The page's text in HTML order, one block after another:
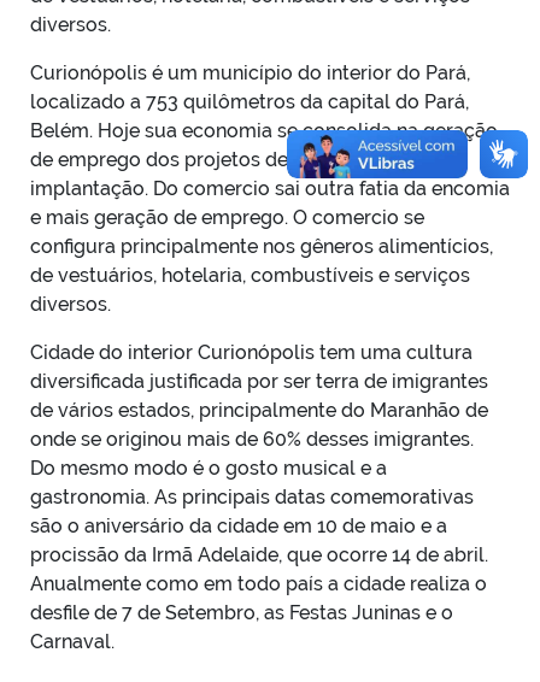
diversos.
Curionópolis é um município do interior do Pará,
localizado a 753 quilômetros da capital do Pará,
Belém. Hoje sua economia se consolida na geração
de emprego dos projetos de mineração em
implantação. Do comercio sai outra fatia da encomia
e mais geração de emprego. O comercio se
configura principalmente nos gêneros alimentícios,
de vestuários, hotelaria, combustíveis e serviços
diversos.
Cidade do interior Curionópolis tem uma cultura
diversificada justificada por ser terra de imigrantes
de vários estados, principalmente do Maranhão de
onde se originou mais de 60% desses imigrantes.
Do mesmo modo é o gosto musical e a
gastronomia. As principais datas comemorativas
são o aniversário da cidade em 10 de maio e a
procissão da Irmã Adelaide, que ocorre 14 de abril.
Anualmente como em todo país a cidade realiza o
desfile de 7 de Setembro, as Festas Juninas e o
Carnaval.